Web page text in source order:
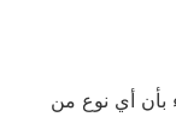
بأن أي نوع من